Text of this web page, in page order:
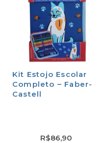
Kit Estojo Escolar
Completo – Faber-
Castell
R$86,90